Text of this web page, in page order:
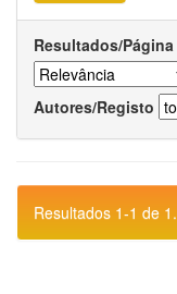
Resultados/Página
Autores/Registo
Resultados 1-1 de 1.